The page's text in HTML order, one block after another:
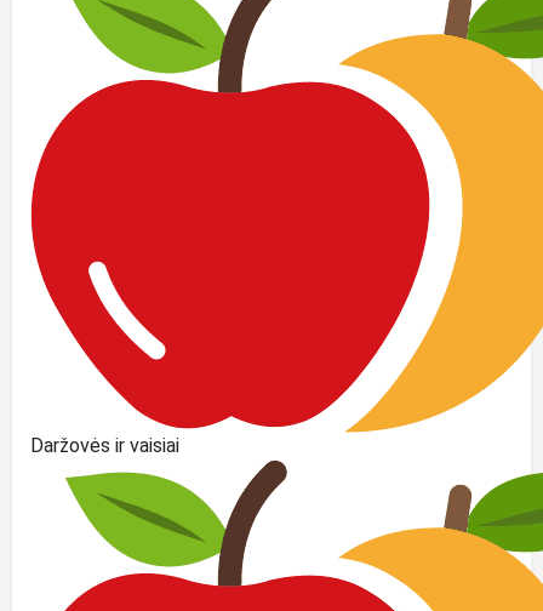
Daržovės ir vaisiai